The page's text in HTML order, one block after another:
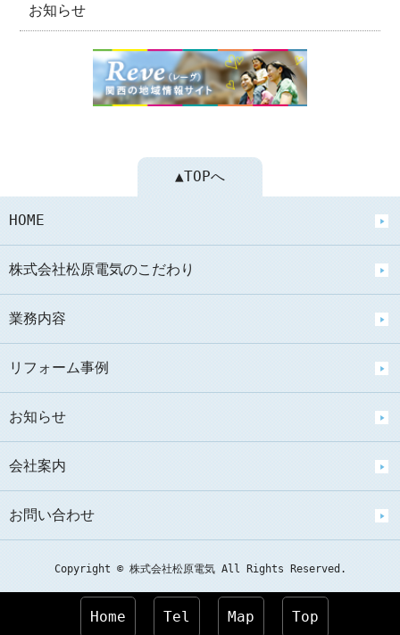
お知らせ
▲TOPへ
HOME
株式会社松原電気のこだわり
業務内容
リフォーム事例
お知らせ
会社案内
お問い合わせ
Copyright © 株式会社松原電気 All Rights Reserved.
Home Tel Map Top